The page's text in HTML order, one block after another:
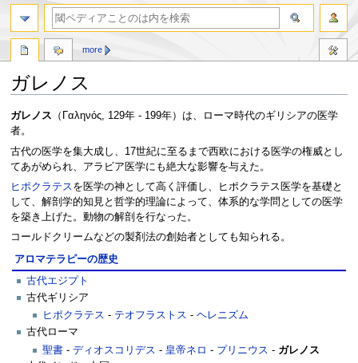
ガレノス
ナ
ビ
ゲ
ー
ョ
ン
に
移
検
索
に
移
ガレノス （ Γαληνός, 129年 - 199年）は、ローマ時代のギリシアの医学
者。
古代の医学を集大成し、17世紀に至るまで西欧における医学の権威とし
てあがめられ、アラビア医学にも絶大な影響を与えた。
ヒポクラテスを医学の神として高く評価し、ヒポクラテス医学を基礎と
して、解剖学的知見と哲学的理論によって、体系的な学問としての医学
を築き上げた。動物の解剖を行なった。
コールドクリームなどの製剤法の創始者としても知られる。
アロマテラピーの歴史
古代エジプト
古代ギリシア
ヒポクラテス - テオフラストス -ヘレニズム
古代ローマ
聖書 -ディオスコリデス - 皇帝ネロ - プリニウス - ガレノス
more